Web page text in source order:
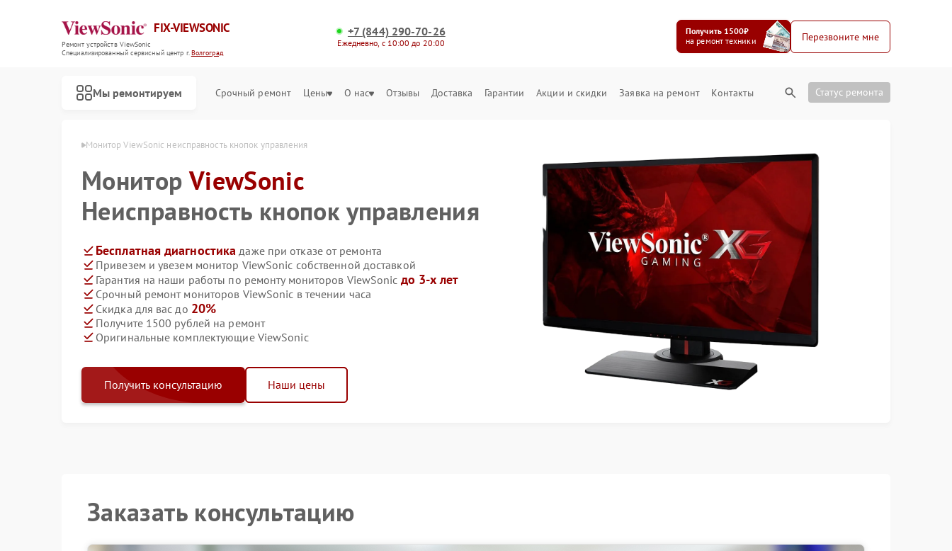
FIX-VIEWSONIC
Ремонт устройств ViewSonic
Специализированный cервисный центр г.Волгоград
+7 (844) 290-70-26
Ежедневно, с 10:00 до 20:00
Получить 1500₽
на ремонт техники
Перезвоните мне
Мы ремонтируем Срочный ремонт Цены О нас Отзывы Доставка Гарантии Акции и скидки Заявка на ремонт Контакты Статус ремонта
Монитор ViewSonic неисправность кнопок управления
МониторViewSonic
Неисправность кнопок управления
Бесплатная диагностика даже при отказе от ремонта
Привезем и увезем монитор ViewSonic собственной доставкой
Гарантия на наши работы по ремонту мониторов ViewSonic до 3-х лет
Срочный ремонт мониторов ViewSonic в течении часа
Скидка для вас до 20%
Получите 1500 рублей на ремонт
Оригинальные комплектующие ViewSonic
Получить консультацию Наши цены
Заказать консультацию